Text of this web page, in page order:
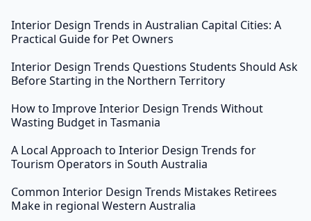
Interior Design Trends in Australian Capital Cities: A
Practical Guide for Pet Owners
Interior Design Trends Questions Students Should Ask
Before Starting in the Northern Territory
How to Improve Interior Design Trends Without
Wasting Budget in Tasmania
A Local Approach to Interior Design Trends for
Tourism Operators in South Australia
Common Interior Design Trends Mistakes Retirees
Make in regional Western Australia